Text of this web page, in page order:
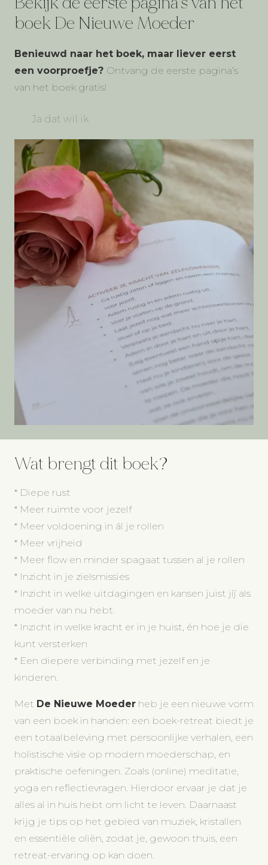
boek De Nieuwe Moeder
Benieuwd naar het boek, maar liever eerst
een voorproefje? Ontvang de eerste pagina’s
van het boek gratis!
Ja dat wil ik
Wat brengt dit boek?
* Diepe rust
* Meer ruimte voor jezelf
* Meer voldoening in ál je rollen
* Meer vrijheid
* Meer flow en minder spagaat tussen al je rollen
* Inzicht in je zielsmissies
* Inzicht in welke uitdagingen en kansen juist jíj als
moeder van nu hebt.
* Inzicht in welke kracht er in je huist, én hoe je die
kunt versterken
* Een diepere verbinding met jezelf en je
kinderen.
Met De Nieuwe Moeder heb je een nieuwe vorm
van een boek in handen: een boek-retreat biedt je
een totaalbeleving met persoonlijke verhalen, een
holistische visie op modern moederschap, en
praktische oefeningen. Zoals (online) meditatie,
yoga en reflectievragen. Hierdoor ervaar je dat je
alles al in huis hebt om licht te leven. Daarnaast
krijg je tips op het gebied van muziek, kristallen
en essentiële oliën, zodat je, gewoon thuis, een
retreat-ervaring op kan doen.